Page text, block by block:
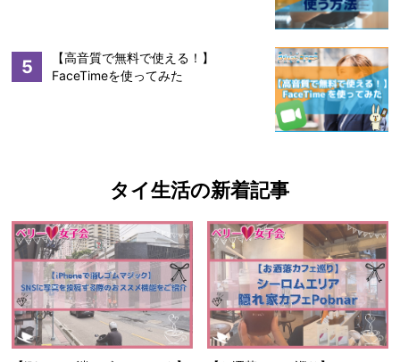
5
【高音質で無料で使える！】
FaceTimeを使ってみた
タイ生活の新着記事